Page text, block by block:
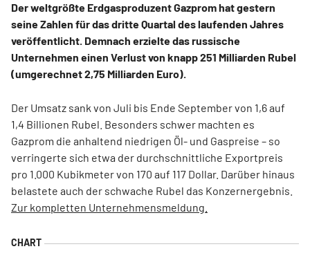
Der weltgrößte Erdgasproduzent Gazprom hat gestern
seine Zahlen für das dritte Quartal des laufenden Jahres
veröffentlicht. Demnach erzielte das russische
Unternehmen einen Verlust von knapp 251 Milliarden Rubel
(umgerechnet 2,75 Milliarden Euro).
Der Umsatz sank von Juli bis Ende September von 1,6 auf
1,4 Billionen Rubel. Besonders schwer machten es
Gazprom die anhaltend niedrigen Öl- und Gaspreise – so
verringerte sich etwa der durchschnittliche Exportpreis
pro 1.000 Kubikmeter von 170 auf 117 Dollar. Darüber hinaus
belastete auch der schwache Rubel das Konzernergebnis.
Zur kompletten Unternehmensmeldung.